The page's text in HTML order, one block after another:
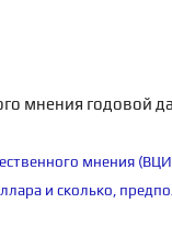
мнения годовой
мнения
и сколько,